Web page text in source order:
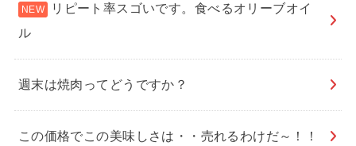
リピート率スゴいです。食べるオリーブオイ
ル
週末は焼肉ってどうですか？
この価格でこの美味しさは・・売れるわけだ～！！